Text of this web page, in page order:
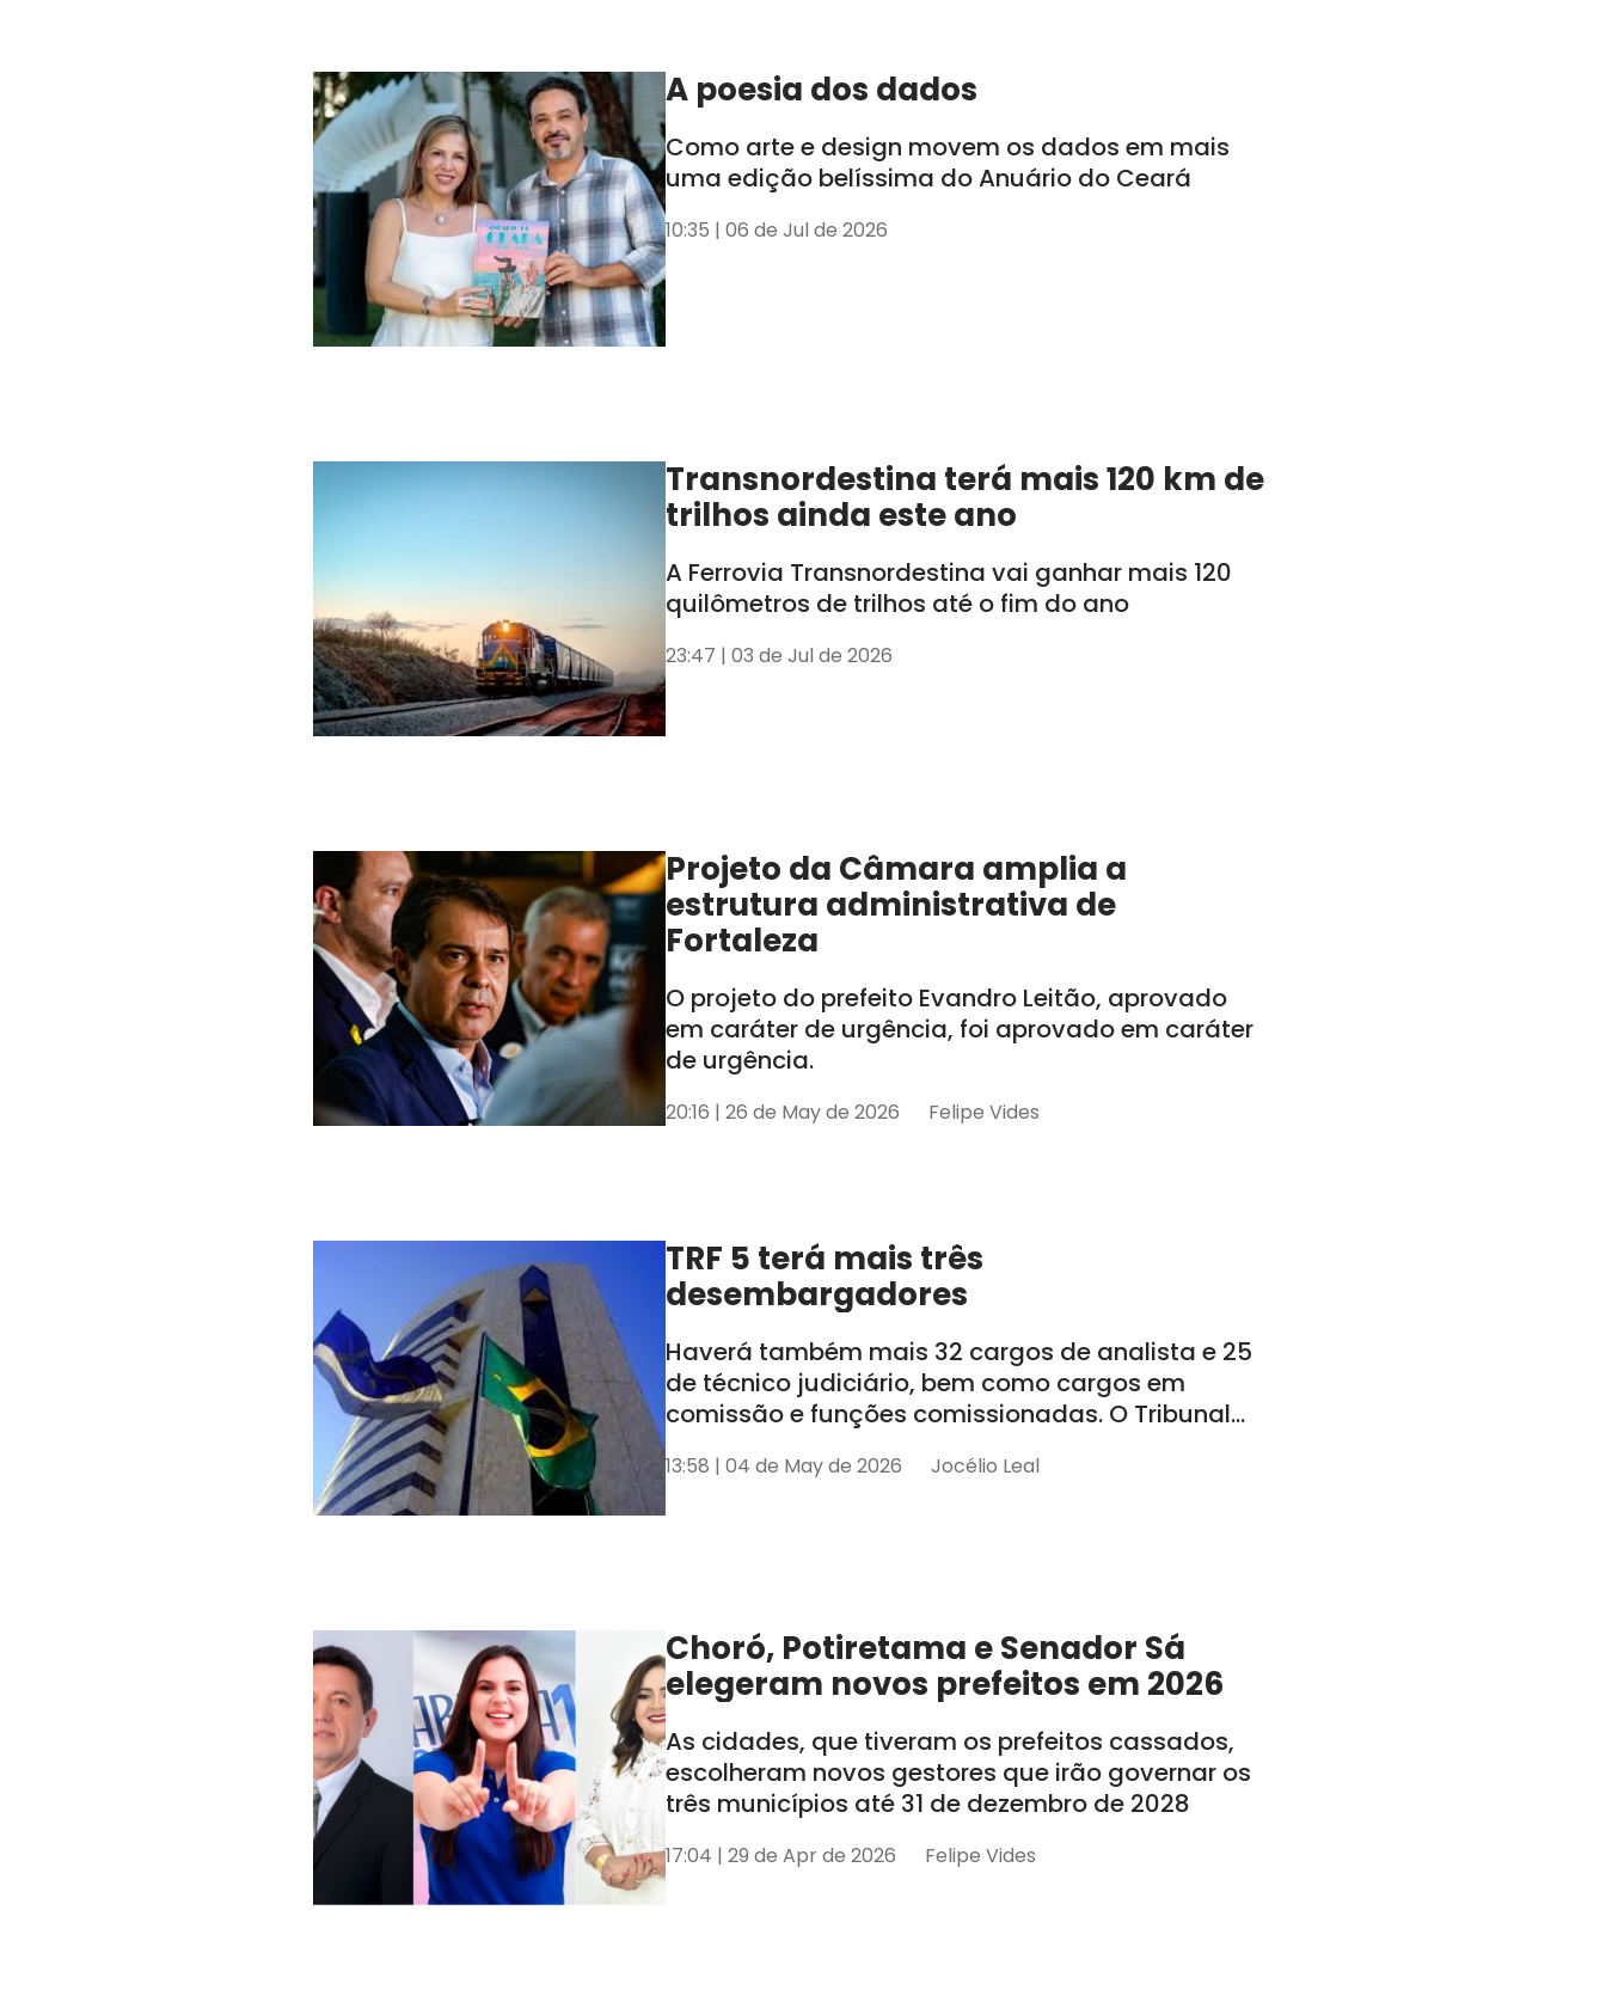
A poesia dos dados
Como arte e design movem os dados em mais
uma edição belíssima do Anuário do Ceará
10:35 | 06 de Jul de 2026
Transnordestina terá mais 120 km de
trilhos ainda este ano
A Ferrovia Transnordestina vai ganhar mais 120
quilômetros de trilhos até o fim do ano
23:47 | 03 de Jul de 2026
Projeto da Câmara amplia a
estrutura administrativa de
Fortaleza
O projeto do prefeito Evandro Leitão, aprovado
em caráter de urgência, foi aprovado em caráter
de urgência.
20:16 | 26 de May de 2026 Felipe Vides
TRF 5 terá mais três
desembargadores
Haverá também mais 32 cargos de analista e 25
de técnico judiciário, bem como cargos em
comissão e funções comissionadas. O Tribunal
AL e SE
13:58 | 04 de May de 2026 Jocélio Leal
Choró, Potiretama e Senador Sá
elegeram novos prefeitos em 2026
As cidades, que tiveram os prefeitos cassados,
escolheram novos gestores que irão governar os
três municípios até 31 de dezembro de 2028
17:04 | 29 de Apr de 2026 Felipe Vides